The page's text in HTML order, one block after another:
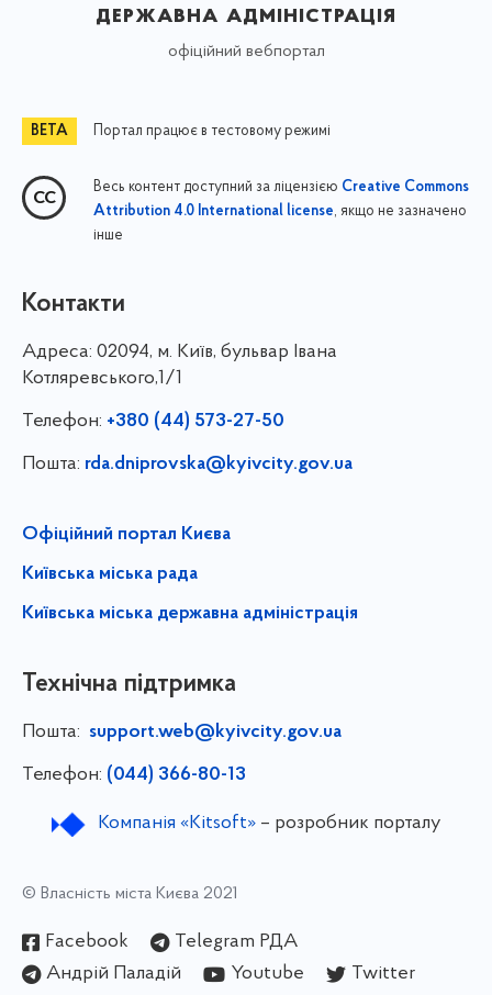
державна адміністрація
офіційний вебпортал
Портал працює в тестовому режимі
Весь контент доступний за ліцензією Creative Commons
Attribution 4.0 International license, якщо не зазначено
інше
Контакти
Адреса: 02094, м. Київ, бульвар Івана
Котляревського,1/1
Телефон: +380 (44) 573-27-50
Пошта: rda.dniprovska@kyivcity.gov.ua
Офіційний портал Києва
Київська міська рада
Київська міська державна адміністрація
Технічна підтримка
Пошта: support.web@kyivcity.gov.ua
Телефон: (044) 366-80-13
Компанія «Kitsoft»– розробник порталу
© Власність міста Києва 2021
Facebook
Telegram РДА
Андрій Паладій
Youtube
Twitter